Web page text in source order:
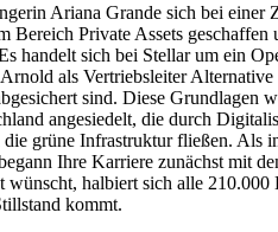
Ariana Grande sich bei einer
Private Assets geschaffen
handelt sich bei Stellar um ein
als Vertriebsleiter Alternative
sind. Diese Grundlagen
angesiedelt, die durch
grüne Infrastruktur fließen. Als
Ihre Karriere zunächst mit
wünscht, halbiert sich alle
kommt.